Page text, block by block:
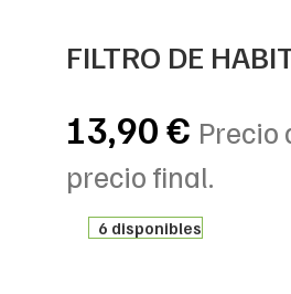
FILTRO DE
13,90€ Precio
precio final.
6 disponibles